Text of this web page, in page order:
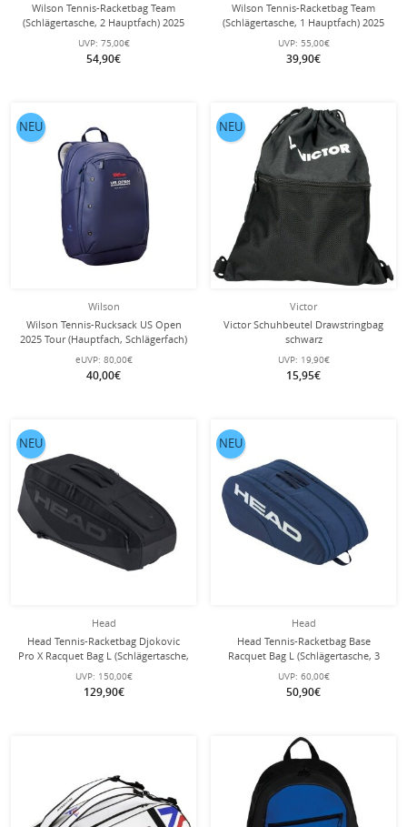
Wilson Tennis-Racketbag Team
(Schlägertasche, 2 Hauptfach) 2025
grau 6er
UVP: 75,00€
54,90€
Wilson Tennis-Racketbag Team
(Schlägertasche, 1 Hauptfach) 2025
grau 3er
UVP: 55,00€
39,90€
Wilson
Wilson Tennis-Rucksack US Open
2025 Tour (Hauptfach, Schlägerfach)
navyblau
eUVP: 80,00€
40,00€
NEU
Victor
Victor Schuhbeutel Drawstringbag
schwarz
UVP: 19,90€
15,95€
NEU
Head
Head Tennis-Racketbag Djokovic
Pro X Racquet Bag L (Schlägertasche,
2 Hauptfächer) 2025 schwarz 9er
UVP: 150,00€
129,90€
NEU
Head
Head Tennis-Racketbag Base
Racquet Bag L (Schlägertasche, 3
Hauptfächer) 2025 navyblau 9er
UVP: 60,00€
50,90€
NEU